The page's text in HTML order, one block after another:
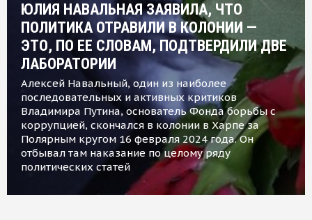
ЮЛИЯ НАВАЛЬНАЯ ЗАЯВИЛА, ЧТО
ПОЛИТИКА ОТРАВИЛИ В КОЛОНИИ —
ЭТО, ПО ЕЕ СЛОВАМ, ПОДТВЕРДИЛИ ДВЕ
ЛАБОРАТОРИИ
Алексей Навальный, один из наиболее
последовательных и активных критиков
Владимира Путина, основатель Фонда борьбы с
коррупцией, скончался в колонии в Харпе за
Полярным кругом 16 февраля 2024 года. Он
отбывал там наказание по целому ряду
политических статей